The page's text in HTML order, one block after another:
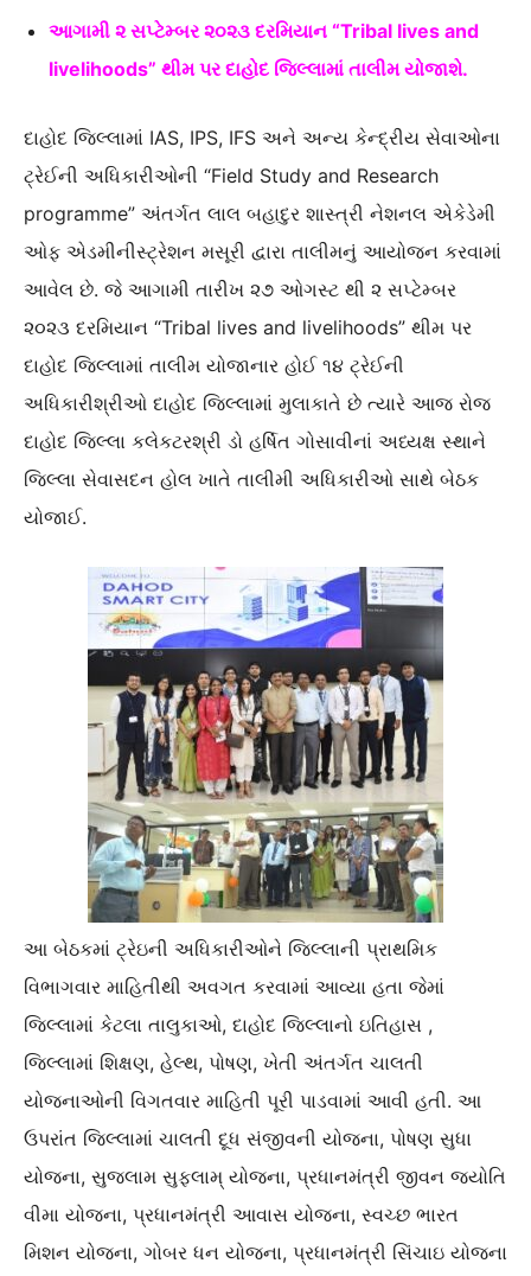
આગામી ૨ સપ્ટેમ્બર ૨૦૨૩ દરમિયાન “Tribal lives and
livelihoods” થીમ પર દાહોદ જિલ્લામાં તાલીમ યોજાશે.
દાહોદ જિલ્લામાં IAS, IPS, IFS અને અન્ય કેન્દ્રીય સેવાઓના
ટ્રેઈની અધિકારીઓની “Field Study and Research
programme” અંતર્ગત લાલ બહાદુર શાસ્ત્રી નેશનલ એકેડેમી
ઓફ એડમીનીસ્ટ્રેશન મસૂરી દ્વારા તાલીમનું આયોજન કરવામાં
આવેલ છે. જે આગામી તારીખ ૨૭ ઓગસ્ટ થી ૨ સપ્ટેમ્બર
૨૦૨૩ દરમિયાન “Tribal lives and livelihoods” થીમ પર
દાહોદ જિલ્લામાં તાલીમ યોજાનાર હોઈ ૧૪ ટ્રેઈની
અધિકારીશ્રીઓ દાહોદ જિલ્લામાં મુલાકાતે છે ત્યારે આજ રોજ
દાહોદ જિલ્લા કલેકટરશ્રી ડો હર્ષિત ગોસાવીનાં અધ્યક્ષ સ્થાને
જિલ્લા સેવાસદન હોલ ખાતે તાલીમી અધિકારીઓ સાથે બેઠક
યોજાઈ.
આ બેઠકમાં ટ્રેઇની અધિકારીઓને જિલ્લાની પ્રાથમિક
વિભાગવાર માહિતીથી અવગત કરવામાં આવ્યા હતા જેમાં
જિલ્લામાં કેટલા તાલુકાઓ, દાહોદ જિલ્લાનો ઇતિહાસ ,
જિલ્લામાં શિક્ષણ, હેલ્થ, પોષણ, ખેતી અંતર્ગત ચાલતી
યોજનાઓની વિગતવાર માહિતી પૂરી પાડવામાં આવી હતી. આ
ઉપરાંત જિલ્લામાં ચાલતી દૂધ સંજીવની યોજના, પોષણ સુધા
યોજના, સુજલામ સુફલામ્ યોજના, પ્રધાનમંત્રી જીવન જ્યોતિ
વીમા યોજના, પ્રધાનમંત્રી આવાસ યોજના, સ્વચ્છ ભારત
મિશન યોજના, ગોબર ધન યોજના, પ્રધાનમંત્રી સિંચાઇ યોજના